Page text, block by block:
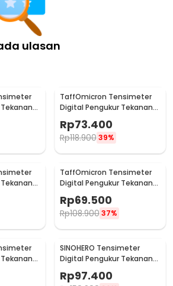
ulasan
- BW-
TaffOmicron Tensimeter
Digital Pengukur Tekanan
Darah Wrist Monitor - CK-
102S
Rp73.400
Rp118.900 39%
- BW-
TaffOmicron Tensimeter
Digital Pengukur Tekanan
Darah English Voice - A01
Rp69.500
Rp108.900 37%
-
SINOHERO Tensimeter
Digital Pengukur Tekanan
Rp97.400